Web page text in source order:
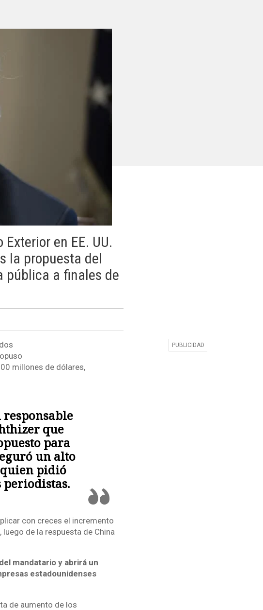
en EE. UU.
la propuesta del
pública a finales de
millones de dólares,
que
para
un alto
pidió
periodistas.
con creces el incremento
de la respuesta de China
mandatario y abrirá un
estadounidenses
de aumento de los